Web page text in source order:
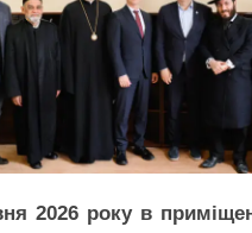
2026 року в